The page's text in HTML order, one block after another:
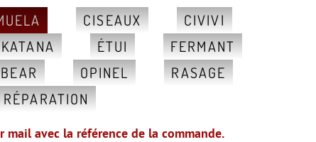
CISEAUX
CIVIVI
ÉTUI
FERMANT
OPINEL
RASAGE
RÉPARATION
avec la référence de la commande.